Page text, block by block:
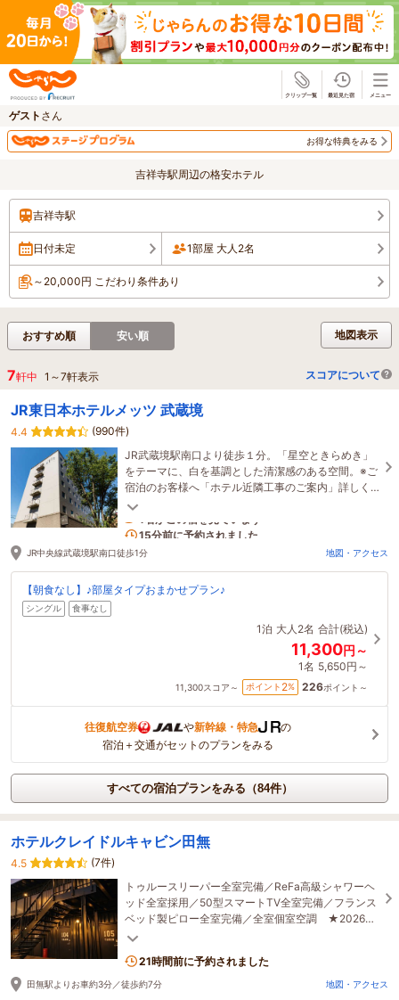
ゲスト さん
お得な特典をみる
吉祥寺駅周辺の格安ホテル
吉祥寺駅
日付未定 1部屋 大人2名
～20,000円 こだわり条件あり
地図表示
おすすめ順 安い順
7軒中 1 ～7軒表示 スコアについて
JR東日本ホテルメッツ 武蔵境
4.4
(990件)
JR武蔵境駅南口より徒歩１分。「星空ときらめき」
をテーマに、白を基調とした清潔感のある空間。※ご
宿泊のお客様へ「ホテル近隣工事のご案内」詳しく
は「宿泊施設からのお知らせ」をご確認ください。
1名がこの宿を見ています
JR中央線武蔵境駅南口徒歩1分 地図・アクセス
【朝食なし】♪部屋タイプおまかせプラン♪
シングル 食事なし
1泊 大人2名 合計(税込)
11,300円～
1名 5,650円～
11,300スコア～ ポイント 2% 226ポイント～
往復航空券 や新幹線・特急
の
宿泊＋交通がセットのプランをみる
すべての宿泊プランをみる（84件）
ホテルクレイドルキャビン田無
4.5
(7件)
トゥルースリーパー全室完備／ReFa高級シャワーヘ
ッド全室採用／50型スマートTV全室完備／フランス
ベッド製ピロー全室完備／全室個室空調 ★2026年
オープンのコンテナホテル★チェックイン15時～22
21時間前に予約されました
田無駅よりお車約3分／徒歩約7分 地図・アクセス